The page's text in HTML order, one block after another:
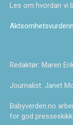
Les om hvordan vi
Redaktør: Maren
Journalist: Janet
Babyverden.no
for god presseskikk.